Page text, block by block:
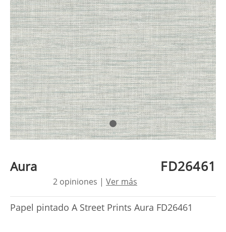
Aura FD26461
2 opiniones | Ver más
Papel pintado A Street Prints Aura FD26461